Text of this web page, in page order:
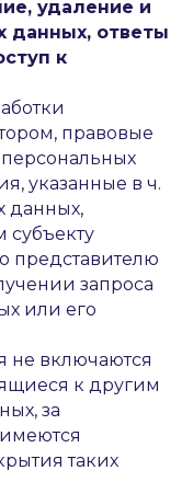
удаление и
данных, ответы
к
правовые
указанные в ч.
данных,
субъекту
представителю
запроса
или его
не включаются
к другим
за
таких